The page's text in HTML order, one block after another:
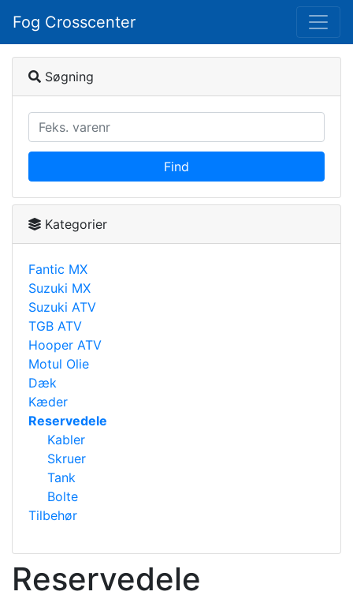
Fog Crosscenter
Søgning
Find
Kategorier
Fantic MX
Suzuki MX
Suzuki ATV
TGB ATV
Hooper ATV
Motul Olie
Dæk
Kæder
Reservedele
Kabler
Skruer
Tank
Bolte
Tilbehør
Reservedele